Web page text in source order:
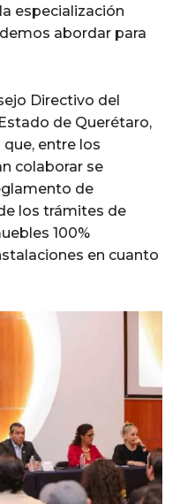
especialización
abordar para
Directivo del
de Querétaro,
que, entre los
colaborar se
de
los trámites de
100%
en cuanto